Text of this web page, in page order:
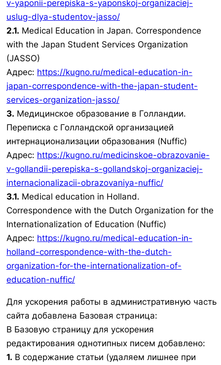
v-yaponii-perepiska-s-yaponskoj-organizaciej-
uslug-dlya-studentov-jasso/
2.1. Medical Education in Japan. Correspondence
with the Japan Student Services Organization
(JASSO)
Адрес: https://kugno.ru/medical-education-in-
japan-correspondence-with-the-japan-student-
services-organization-jasso/
3. Медицинское образование в Голландии.
Переписка с Голландской организацией
интернационализации образования (Nuffic)
Адрес: https://kugno.ru/medicinskoe-obrazovanie-
v-gollandii-perepiska-s-gollandskoj-organizaciej-
internacionalizacii-obrazovaniya-nuffic/
3.1. Medical education in Holland.
Correspondence with the Dutch Organization for the
Internationalization of Education (Nuffic)
Адрес: https://kugno.ru/medical-education-in-
holland-correspondence-with-the-dutch-
organization-for-the-internationalization-of-
education-nuffic/
Для ускорения работы в административную часть
сайта добавлена Базовая страница:
В Базовую страницу для ускорения
редактирования однотипных писем добавлено:
1. В содержание статьи (удаляем лишнее при